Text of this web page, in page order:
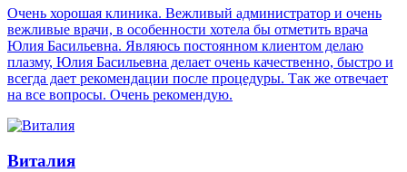
Очень хорошая клиника. Вежливый администратор и очень
вежливые врачи, в особенности хотела бы отметить врача
Юлия Басильевна. Являюсь постоянном клиентом делаю
плазму, Юлия Басильевна делает очень качественно, быстро и
всегда дает рекомендации после процедуры. Так же отвечает
на все вопросы. Очень рекомендую.
Виталия